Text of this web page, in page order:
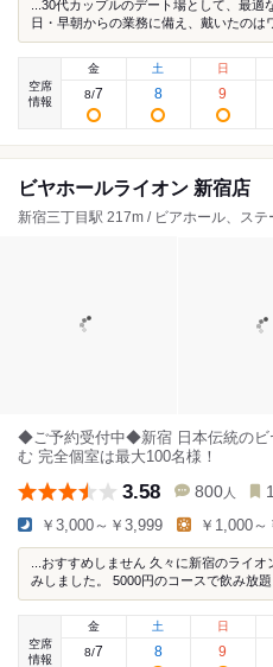
...30代カップルのデート場として、最
日・早朝からの業務に備え、戴いたのは
空席
情報
金
8/7
土
8
日
9
ビヤホールライオン 新宿店
新宿三丁目駅 217m / ビアホール、ステ
◆ご予約受付中◆新宿 日本伝統のビ
む 完全個室は最大100名様！
3.58 800 人
￥3,000～￥3,999 ￥1,000
...おすすめしません 久々に新宿のライ
みしました。 5000円のコースで飲み放題
空席
情報
金
8/7
土
8
日
9